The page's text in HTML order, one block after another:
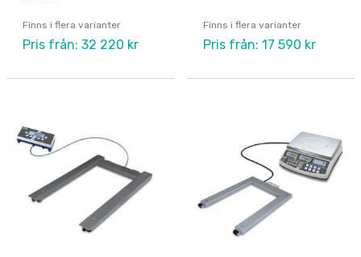
Finns i flera varianter
Pris från: 32 220 kr
Finns i flera varianter
Pris från: 17 590 kr